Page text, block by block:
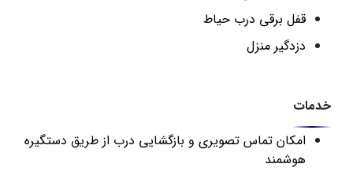
قفل برقی درب حیاط
دزدگیر منزل
خدمات
امکان تماس تصویری و بازگشایی درب از طریق دستگیره
هوشمند